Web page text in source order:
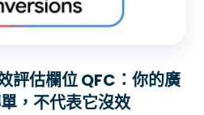
評估欄位 QFC：你的廣
，不代表它沒效